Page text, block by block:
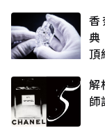
香
典
頂
解
師